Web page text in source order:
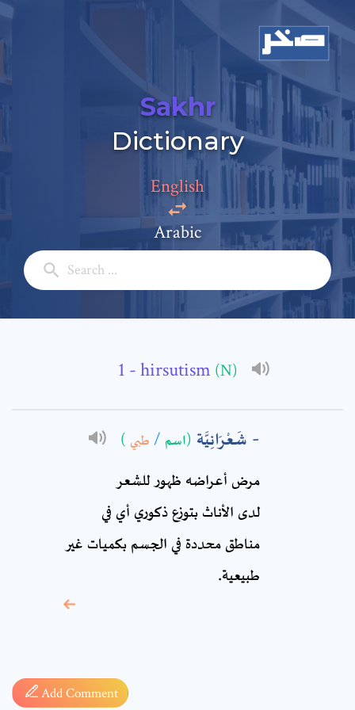
Sakhr
Dictionary
English
Arabic
- hirsutism (N)
شَعْرَانِيَّة (اسم / طبي )
مرض أعراضه ظهور للشعر
لدى الأناث بتوزع ذكوري أي في
مناطق محددة في الجسم بكميات غير
طبيعية.
Add Comment
Add a comment
Full Name: *
* sign, it means are